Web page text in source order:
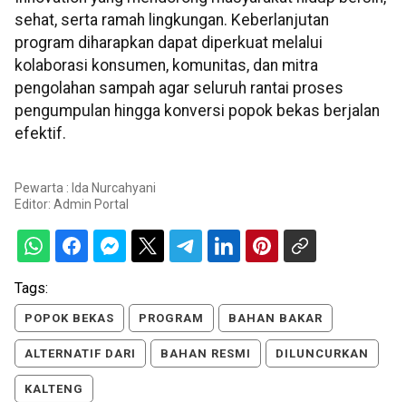
sehat, serta ramah lingkungan. Keberlanjutan
program diharapkan dapat diperkuat melalui
kolaborasi konsumen, komunitas, dan mitra
pengolahan sampah agar seluruh rantai proses
pengumpulan hingga konversi popok bekas berjalan
efektif.
Pewarta : Ida Nurcahyani
Editor: Admin Portal
Tags:
POPOK BEKAS PROGRAM BAHAN BAKAR
ALTERNATIF DARI BAHAN RESMI DILUNCURKAN
KALTENG